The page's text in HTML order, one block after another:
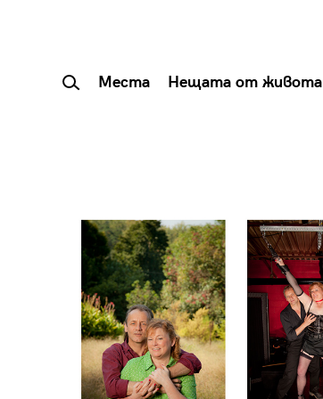
Места Нещата от живота